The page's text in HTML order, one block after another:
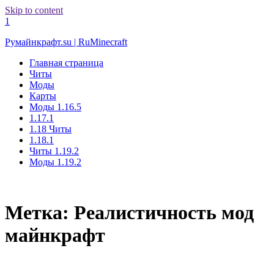
Skip to content
1
Румайнкрафт.su | RuMinecraft
Главная страница
Читы
Моды
Карты
Моды 1.16.5
1.17.1
1.18 Читы
1.18.1
Читы 1.19.2
Моды 1.19.2
Метка: Реалистичность мод
майнкрафт